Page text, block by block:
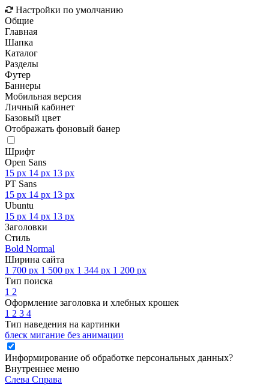
Настройки по умолчанию
Общие
Главная
Шапка
Каталог
Разделы
Футер
Баннеры
Мобильная версия
Личный кабинет
Базовый цвет
Отображать фоновый банер
Шрифт
Open Sans
15 px 14 px 13 px
PT Sans
15 px 14 px 13 px
Ubuntu
15 px 14 px 13 px
Заголовки
Стиль
Bold Normal
Ширина сайта
1 700 px 1 500 px 1 344 px 1 200 px
Тип поиска
1 2
Оформление заголовка и хлебных крошек
1 2 3 4
Тип наведения на картинки
блеск мигание без анимации
Информирование об обработке персональных данных?
Внутреннее меню
Слева Справа